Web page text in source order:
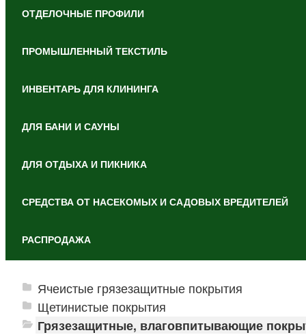
ОТДЕЛОЧНЫЕ ПРОФИЛИ
ПРОМЫШЛЕННЫЙ ТЕКСТИЛЬ
ИНВЕНТАРЬ ДЛЯ КЛИНИНГА
ДЛЯ БАНИ И САУНЫ
ДЛЯ ОТДЫХА И ПИКНИКА
СРЕДСТВА ОТ НАСЕКОМЫХ И САДОВЫХ ВРЕДИТЕЛЕЙ
РАСПРОДАЖА
Ячеистые грязезащитные покрытия
Щетинистые покрытия
Грязезащитные, влаговпитывающие